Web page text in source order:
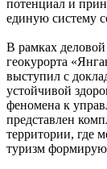
потенциал и
единую систему
В рамках
геокурорта
выступил с
устойчивой
феномена к
представлен
территории, где
туризм